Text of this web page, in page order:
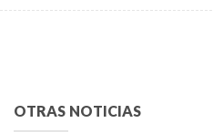
OTRAS NOTICIAS